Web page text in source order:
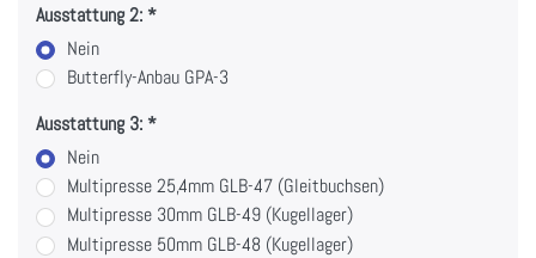
Ausstattung 2:
Nein
Butterfly-Anbau GPA-3
Ausstattung 3:
Nein
Multipresse 25,4mm GLB-47 (Gleitbuchsen)
Multipresse 30mm GLB-49 (Kugellager)
Multipresse 50mm GLB-48 (Kugellager)